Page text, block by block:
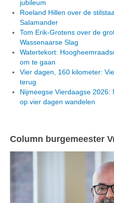
jubileum
Roeland Hillen over de
Salamander
Tom Erik-Grotens over de
Wassenaarse Slag
Watertekort:
om te gaan
Vier dagen, 160 kilometer:
terug
Nijmeegse Vierdaagse 2026:
op vier dagen wandelen
Column burgemeester